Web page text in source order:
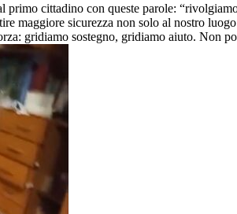
cittadino con queste parole:
maggiore sicurezza non solo al nostro
gridiamo sostegno, gridiamo aiuto. Non